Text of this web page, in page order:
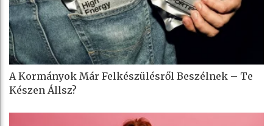
A Kormányok Már Felkészülésről Beszélnek – Te
Készen Állsz?